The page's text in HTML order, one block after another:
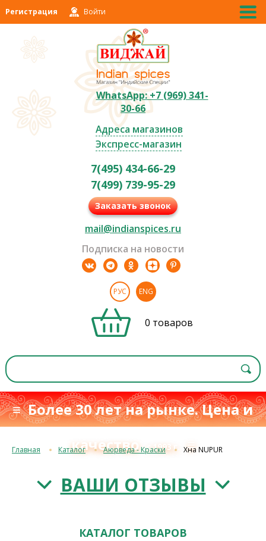
Регистрация Войти
WhatsApp: +7 (969) 341-
30-66
Адреса магазинов
Экспресс-магазин
7(495) 434-66-29
7(499) 739-95-29
Заказать звонок
mail@indianspices.ru
Подписка на новости
РУС ENG
0 товаров
≡ Более 30 лет на рынке. Цена и
качествос 1993 г. ≡
Главная Каталог Аюрведа - Краски Хна NUPUR
ВАШИ ОТЗЫВЫ
КАТАЛОГ ТОВАРОВ